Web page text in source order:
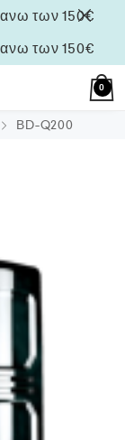
των 150€
των 150€
0
ΒD-Q200